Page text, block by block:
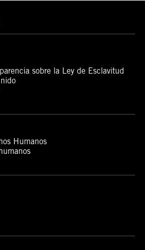
sobre la Ley de Esclavitud
Humanos